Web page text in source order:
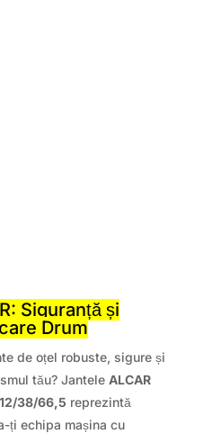
Siguranță și
Drum
de oțel robuste, sigure și
tău? Jantele ALCAR
38/66,5 reprezintă
ți echipa mașina cu